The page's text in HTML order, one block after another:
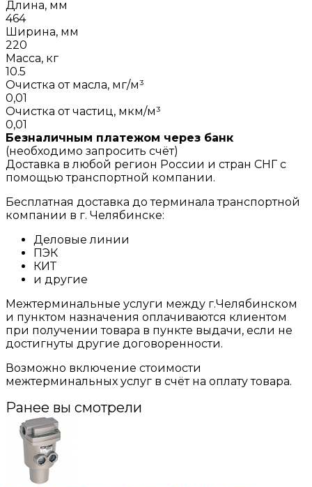
Длина, мм
464
Ширина, мм
220
Масса, кг
10.5
Очистка от масла, мг/м³
0,01
Очистка от частиц, мкм/м³
0,01
Безналичным платежом через банк
(необходимо запросить счёт)
Доставка в любой регион России и стран СНГ с
помощью транспортной компании.
Бесплатная доставка до терминала транспортной
компании в г. Челябинске:
Деловые линии
ПЭК
КИТ
и другие
Межтерминальные услуги между г.Челябинском
и пунктом назначения оплачиваются клиентом
при получении товара в пункте выдачи, если не
достигнуты другие договоренности.
Возможно включение стоимости
межтерминальных услуг в счёт на оплату товара.
Ранее вы смотрели